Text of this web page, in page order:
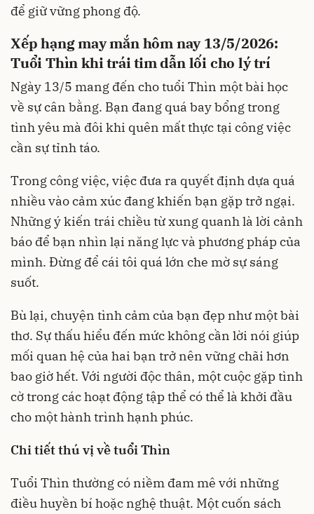
để giữ vững phong độ.
Xếp hạng may mắn hôm nay 13/5/2026:
Tuổi Thìn khi trái tim dẫn lối cho lý trí
Ngày 13/5 mang đến cho tuổi Thìn một bài học
về sự cân bằng. Bạn đang quá bay bổng trong
tình yêu mà đôi khi quên mất thực tại công việc
cần sự tỉnh táo.
Trong công việc, việc đưa ra quyết định dựa quá
nhiều vào cảm xúc đang khiến bạn gặp trở ngại.
Những ý kiến trái chiều từ xung quanh là lời cảnh
báo để bạn nhìn lại năng lực và phương pháp của
mình. Đừng để cái tôi quá lớn che mờ sự sáng
suốt.
Bù lại, chuyện tình cảm của bạn đẹp như một bài
thơ. Sự thấu hiểu đến mức không cần lời nói giúp
mối quan hệ của hai bạn trở nên vững chãi hơn
bao giờ hết. Với người độc thân, một cuộc gặp tình
cờ trong các hoạt động tập thể có thể là khởi đầu
cho một hành trình hạnh phúc.
Chi tiết thú vị về tuổi Thìn
Tuổi Thìn thường có niềm đam mê với những
điều huyền bí hoặc nghệ thuật. Một cuốn sách